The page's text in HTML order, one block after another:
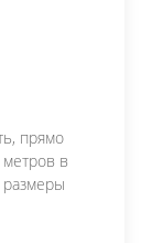
прямо
в